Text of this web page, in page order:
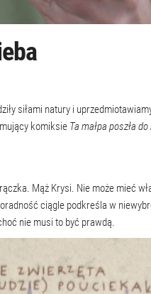
siłami natury i
komiksie Ta małpa poszła
Mąż Krysi. Nie może mieć
ciągle podkreśla w
nie musi to być prawdą.